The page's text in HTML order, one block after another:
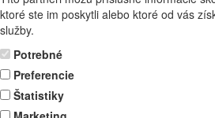
ktoré ste im poskytli alebo ktoré od vás
služby.
Potrebné
Preferencie
Štatistiky